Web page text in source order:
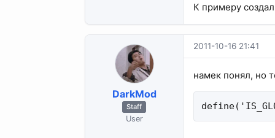
К примеру
DarkMod
Staff
User
2011-10-16 21:41
намек понял, но